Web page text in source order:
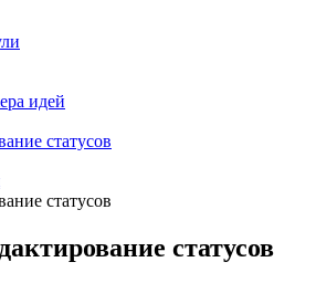
идей
статусов
статусов
статусов